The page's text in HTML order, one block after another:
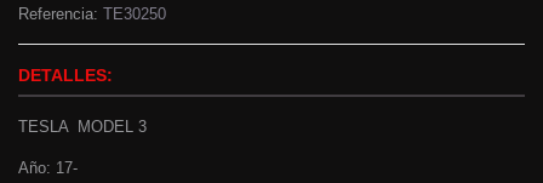
Referencia: TE30250
DETALLES:
TESLA MODEL 3
Año: 17-